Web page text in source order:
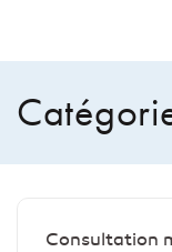
Consultation